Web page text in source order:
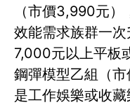
（市價3,990元
效能需求族群一
7,000元以上平板
鋼彈模型乙組（
是工作娛樂或收